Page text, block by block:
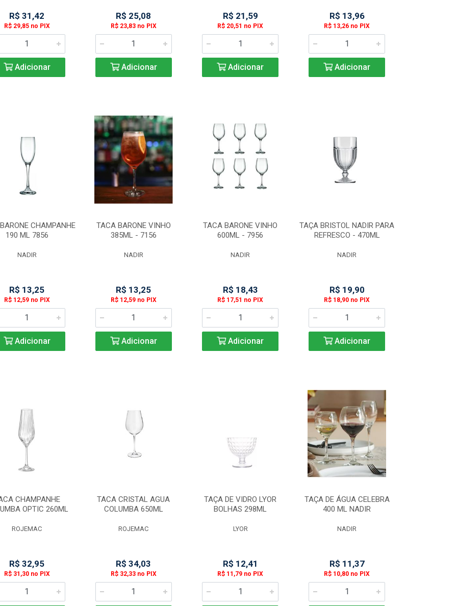
R$ 31,42
R$ 29,85 no PIX
Adicionar
R$ 25,08
R$ 23,83 no PIX
Adicionar
R$ 21,59
R$ 20,51 no PIX
Adicionar
R$ 13,96
R$ 13,26 no PIX
Adicionar
CHAMPANHE
190 ML 7856
NADIR
R$ 13,25
R$ 12,59 no PIX
Adicionar
TACA BARONE VINHO
385ML - 7156
NADIR
R$ 13,25
R$ 12,59 no PIX
Adicionar
TACA BARONE VINHO
600ML - 7956
NADIR
R$ 18,43
R$ 17,51 no PIX
Adicionar
TAÇA BRISTOL NADIR PARA
REFRESCO - 470ML
NADIR
R$ 19,90
R$ 18,90 no PIX
Adicionar
CHAMPANHE
OPTIC 260ML
ROJEMAC
R$ 32,95
R$ 31,30 no PIX
TACA CRISTAL AGUA
COLUMBA 650ML
ROJEMAC
R$ 34,03
R$ 32,33 no PIX
TAÇA DE VIDRO LYOR
BOLHAS 298ML
LYOR
R$ 12,41
R$ 11,79 no PIX
TAÇA DE ÁGUA CELEBRA
400 ML NADIR
NADIR
R$ 11,37
R$ 10,80 no PIX